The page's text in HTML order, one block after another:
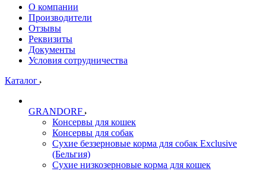
О компании
Производители
Отзывы
Реквизиты
Документы
Условия сотрудничества
Каталог
GRANDORF
Консервы для кошек
Консервы для собак
Сухие беззерновые корма для собак Exclusive
(Бельгия)
Сухие низкозерновые корма для кошек